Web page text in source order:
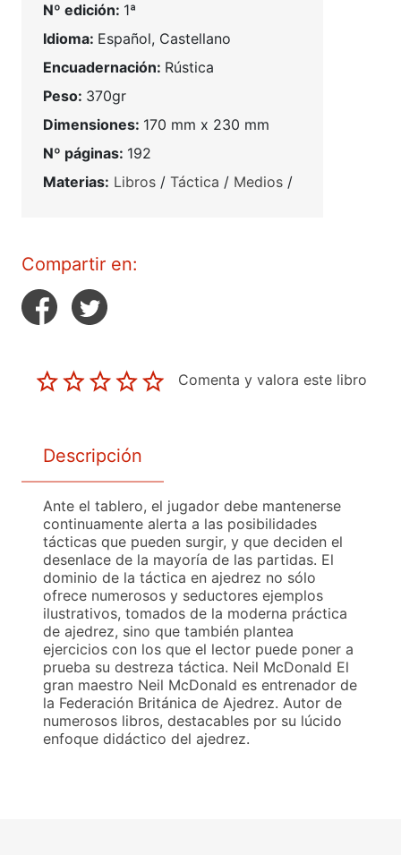
Nº edición: 1ª
Idioma: Español, Castellano
Encuadernación: Rústica
Peso: 370gr
Dimensiones: 170 mm x 230 mm
Nº páginas: 192
Materias: Libros / Táctica / Medios /
Compartir en:
Comenta y valora este libro
Descripción
Ante el tablero, el jugador debe mantenerse
continuamente alerta a las posibilidades
tácticas que pueden surgir, y que deciden el
desenlace de la mayoría de las partidas. El
dominio de la táctica en ajedrez no sólo
ofrece numerosos y seductores ejemplos
ilustrativos, tomados de la moderna práctica
de ajedrez, sino que también plantea
ejercicios con los que el lector puede poner a
prueba su destreza táctica. Neil McDonald El
gran maestro Neil McDonald es entrenador de
la Federación Británica de Ajedrez. Autor de
numerosos libros, destacables por su lúcido
enfoque didáctico del ajedrez.